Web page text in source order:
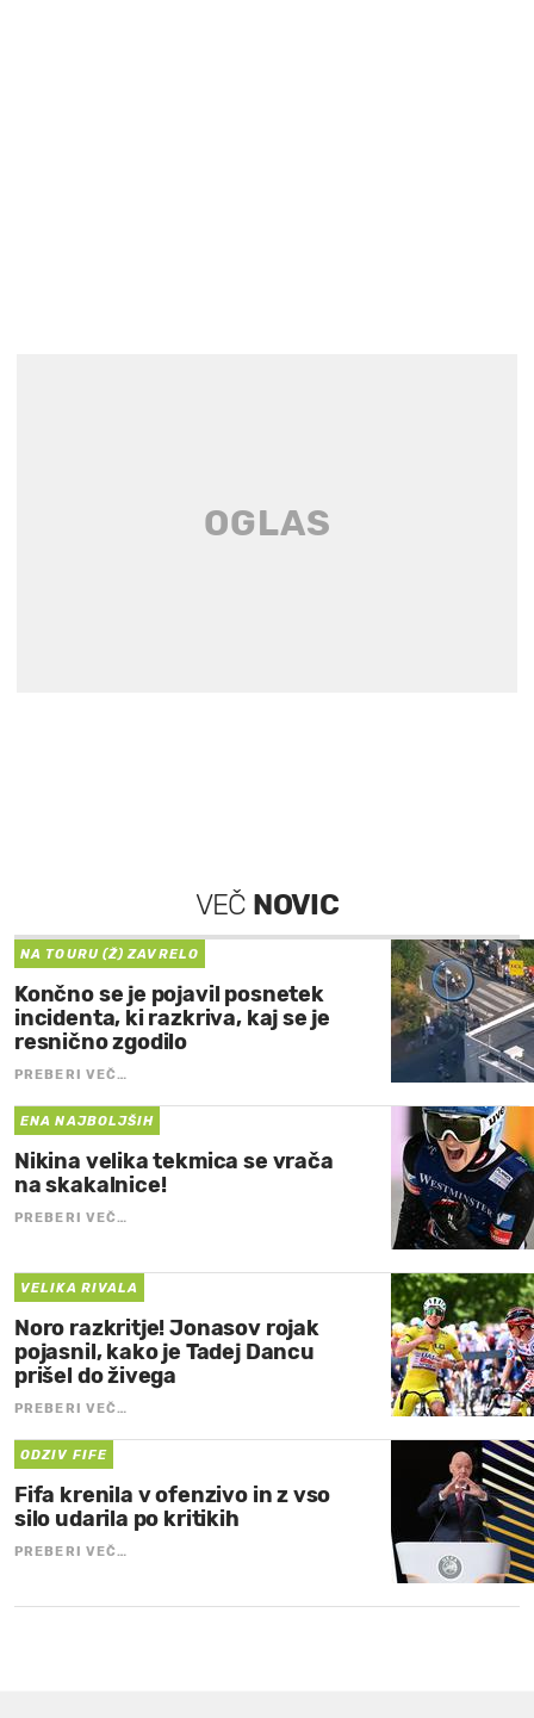
VEČ NOVIC
NA TOURU (Ž) ZAVRELO
Končno se je pojavil posnetek
incidenta, ki razkriva, kaj se je
resnično zgodilo
PREBERI VEČ…
ENA NAJBOLJŠIH
Nikina velika tekmica se vrača
na skakalnice!
PREBERI VEČ…
VELIKA RIVALA
Noro razkritje! Jonasov rojak
pojasnil, kako je Tadej Dancu
prišel do živega
PREBERI VEČ…
ODZIV FIFE
Fifa krenila v ofenzivo in z vso
silo udarila po kritikih
PREBERI VEČ…